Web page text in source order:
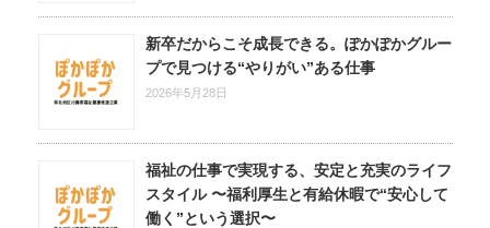
新卒だからこそ成長できる。ぽかぽかグルー
プで見つける“やりがい”ある仕事
2026年5月28日
福祉の仕事で実現する、安定と充実のライフ
スタイル 〜福利厚生と有給休暇で“安心して
働く”という選択〜